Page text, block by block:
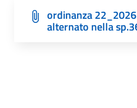
ordinanza
alternato nella